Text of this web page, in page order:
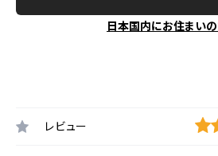
日本国内にお住まい
レビュー